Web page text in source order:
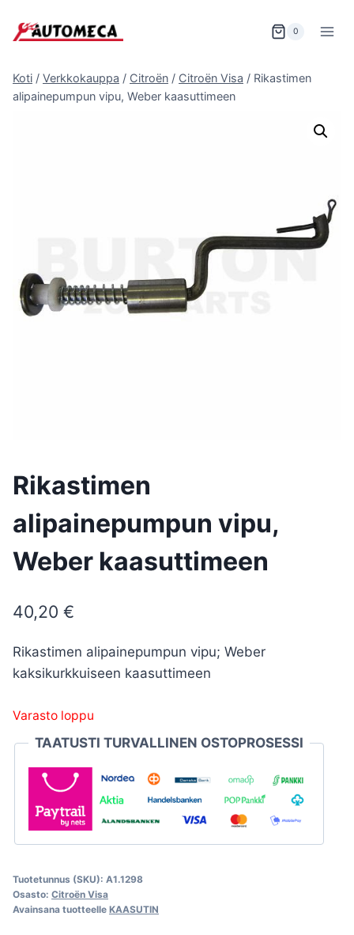
sisältöön
0
Koti / Verkkokauppa / Citroën / Citroën Visa / Rikastimen
alipainepumpun vipu, Weber kaasuttimeen
Rikastimen
alipainepumpun vipu,
Weber kaasuttimeen
40,20 €
Rikastimen alipainepumpun vipu; Weber
kaksikurkkuiseen kaasuttimeen
Varasto loppu
TAATUSTI TURVALLINEN OSTOPROSESSI
Tuotetunnus (SKU): A1.1298
Osasto: Citroën Visa
Avainsana tuotteelle KAASUTIN